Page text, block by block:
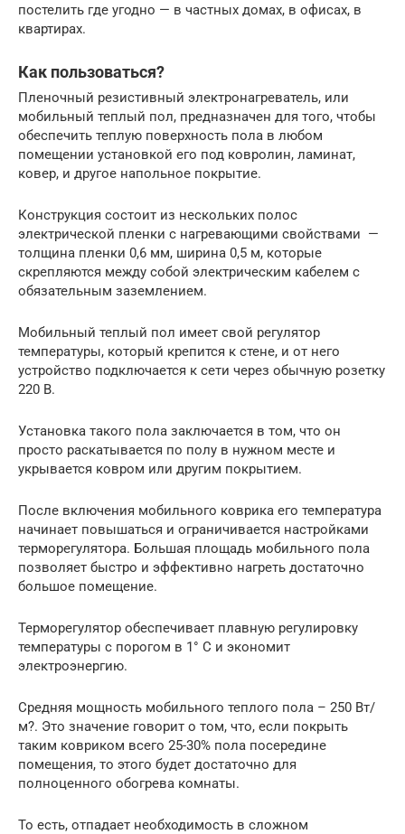
постелить где угодно — в частных домах, в офисах, в
квартирах.
Как пользоваться?
Пленочный резистивный электронагреватель, или
мобильный теплый пол, предназначен для того, чтобы
обеспечить теплую поверхность пола в любом
помещении установкой его под ковролин, ламинат,
ковер, и другое напольное покрытие.
Конструкция состоит из нескольких полос
электрической пленки с нагревающими свойствами —
толщина пленки 0,6 мм, ширина 0,5 м, которые
скрепляются между собой электрическим кабелем с
обязательным заземлением.
Мобильный теплый пол имеет свой регулятор
температуры, который крепится к стене, и от него
устройство подключается к сети через обычную розетку
220 В.
Установка такого пола заключается в том, что он
просто раскатывается по полу в нужном месте и
укрывается ковром или другим покрытием.
После включения мобильного коврика его температура
начинает повышаться и ограничивается настройками
терморегулятора. Большая площадь мобильного пола
позволяет быстро и эффективно нагреть достаточно
большое помещение.
Терморегулятор обеспечивает плавную регулировку
температуры с порогом в 1° С и экономит
электроэнергию.
Средняя мощность мобильного теплого пола – 250 Вт/
м?. Это значение говорит о том, что, если покрыть
таким ковриком всего 25-30% пола посередине
помещения, то этого будет достаточно для
полноценного обогрева комнаты.
То есть, отпадает необходимость в сложном